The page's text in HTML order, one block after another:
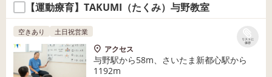
【運動療育】TAKUMI（たくみ）与野教室
リストに
保存
空きあり 土日祝営業
アクセス
与野駅から58m、さいたま新都心駅から
1192m